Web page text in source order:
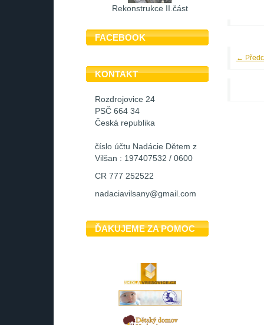
Rekonstrukce II.část
FACEBOOK
KONTAKT
Rozdrojovice 24
PSČ 664 34
Česká republika
číslo účtu Nadácie Dětem z
Vilšan : 197407532 / 0600
CR 777 252522
nadaciavilsany@gmail.com
ĎAKUJEME ZA POMOC
←